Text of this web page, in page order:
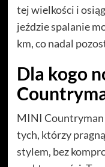
tej wielkości i
jeździe spalanie
km, co nadal
Dla kogo
MINI Countryman
tych, którzy
stylem, bez